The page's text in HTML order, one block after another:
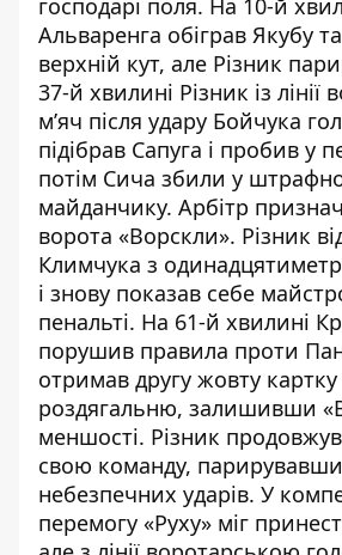
господарі поля. На 10-й
Альваренга обіграв Якубу
верхній кут, але Різник
37-й хвилині Різник із лінії
м’яч після удару Бойчука
підібрав Сапуга і пробив у
потім Сича збили у
майданчику. Арбітр
ворота «Ворскли». Різник
Климчука з
і знову показав себе
пенальті. На 61-й хвилині
порушив правила проти
отримав другу жовту
роздягальню, залишивши
меншості. Різник
свою команду, парирувавши
небезпечних ударів. У
перемогу «Руху» міг